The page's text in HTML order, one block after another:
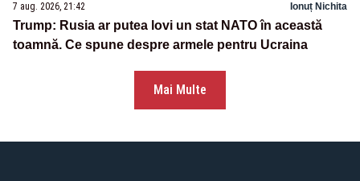
7 aug. 2026, 21:42 Ionuț Nichita
Trump: Rusia ar putea lovi un stat NATO în această
toamnă. Ce spune despre armele pentru Ucraina
Mai Multe